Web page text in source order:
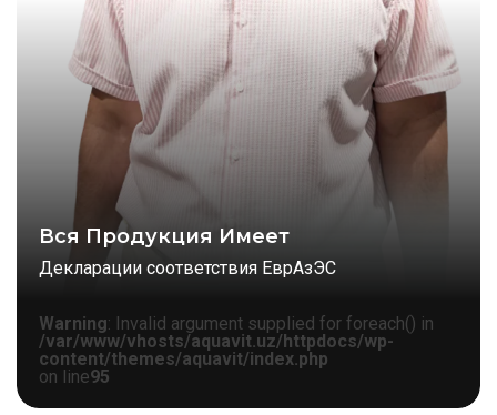
Вся Продукция Имеет
Декларации соответствия ЕврАзЭС
Warning: Invalid argument supplied for foreach() in
/var/www/vhosts/aquavit.uz/httpdocs/wp-
content/themes/aquavit/index.php
on line95